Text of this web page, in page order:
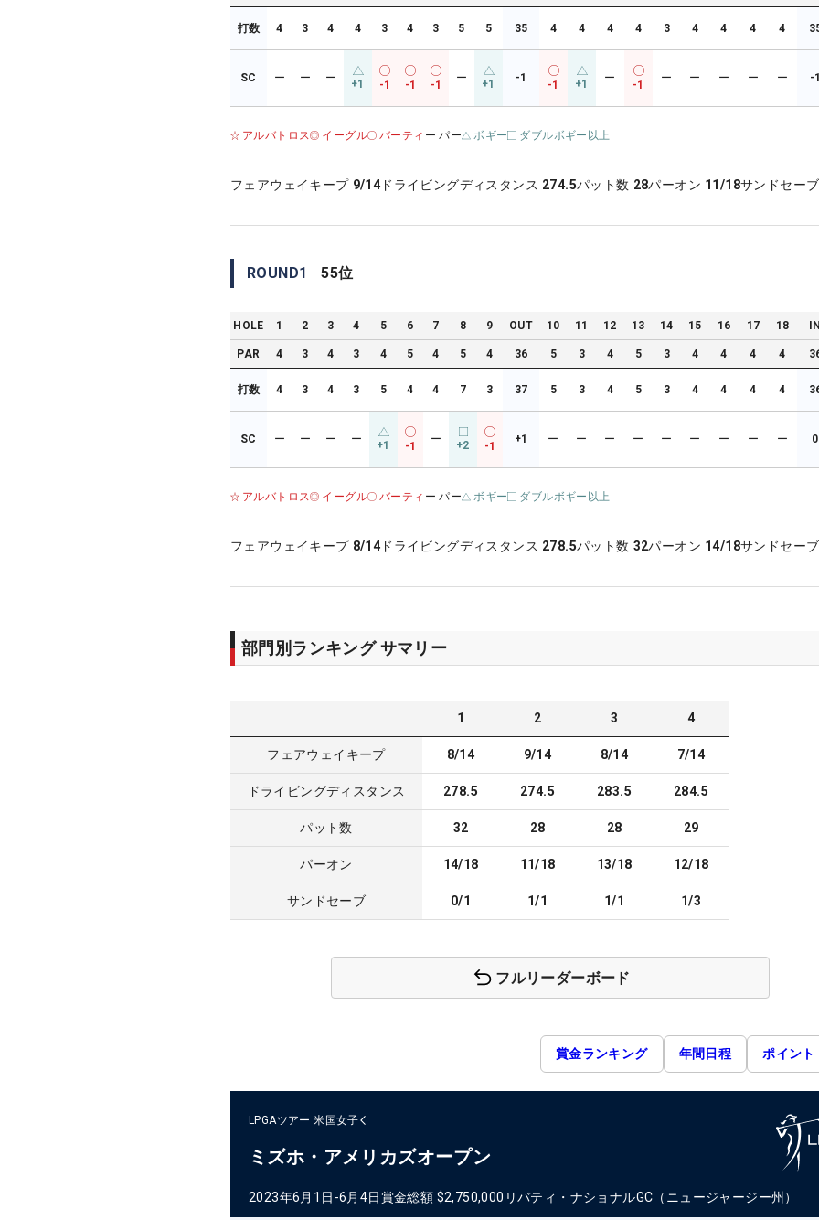
打数 4 3 4 4 3 4 3 5 5 35 4 4 4 4 3 4 4 4 4
SC ー ー ー +1 -1 -1 -1
ー +1 -1
-1 +1 ー
-1
ー ー ー ー ー -
アルバトロス イーグル バーティ ー パー ボギー ダブルボギー以上
フェアウェイキープ 9/14 ドライビングディスタンス 274.5パット数 28パーオン 11/18サンドセーブ
ROUND1 55位
HOLE 1 2 3 4 5 6 7 8 9 OUT 10 11 12 13 14 15 16 17 18
PAR 4 3 4 3 4 5 4 5 4 36 5 3 4 5 3 4 4 4 4
打数 4 3 4 3 5 4 4 7 3 37 5 3 4 5 3 4 4 4 4
SC ー ー ー ー +1 -1
ー +2 -1
+1 ー ー ー ー ー ー ー ー ー 0
アルバトロス イーグル バーティ ー パー ボギー ダブルボギー以上
フェアウェイキープ 8/14 ドライビングディスタンス 278.5パット数 32パーオン 14/18サンドセーブ
部門別ランキング サマリー
1 2 3 4
フェアウェイキープ 8/14 9/14 8/14 7/14
ドライビングディスタンス 278.5 274.5 283.5 284.5
パット数 32 28 28 29
パーオン 14/18 11/18 13/18 12/18
サンドセーブ 0/1 1/1 1/1 1/3
フルリーダーボード
賞金ランキング 年間日程 ポイント
LPGAツアー 米国女子
ミズホ・アメリカズオープン
2023年6月1日-6月4日賞金総額 $2,750,000 リバティ・ナショナルGC（ニュージャージー州）